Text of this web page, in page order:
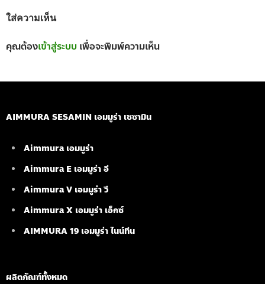
ใส่ความเห็น
คุณต้องเข้าสู่ระบบ เพื่อจะพิมพ์ความเห็น
AIMMURA SESAMIN เอมมูร่า เซซามิน
Aimmura เอมมูร่า
Aimmura E เอมมูร่า อี
Aimmura V เอมมูร่า วี
Aimmura X เอมมูร่า เอ็กซ์
AIMMURA 19 เอมมูร่า ไนน์ทีน
ผลิตภัณฑ์ทั้งหมด